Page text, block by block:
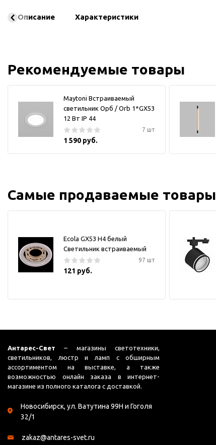
Описание Характеристики
Рекомендуемые товары
Maytoni Встраиваемый
светильник Орб / Orb 1*GX53
12 Вт IP 44
7 шт
1 590 руб.
Самые продаваемые товары
Ecola GX53 H4 белый
Светильник встраиваемый
97 шт
121 руб.
Антарес-Свет – магазины светотехники,
светильников, люстр и ламп с обширным
ассортиментом на выставке, а также
возможностью онлайн заказа в интернет-
магазине из полного каталога с доставкой.
Новосибирск, ул. Ватутина 99Н и Гоголя
32/1
zakaz@antares-svet.ru